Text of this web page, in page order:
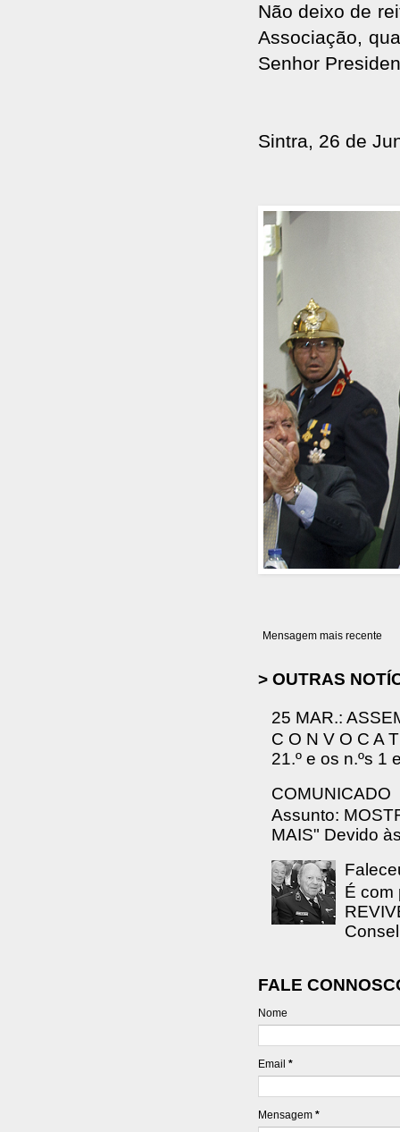
Não deixo de
Associação,
Senhor
Sintra, 26 de
Mensagem mais recente
> OUTRAS
25 MAR.:
C O N V O C A
21.º e os n.ºs 1
COMUNICADO
Assunto:
MAIS" Devido
É com
FALE
Nome
Email *
Mensagem *